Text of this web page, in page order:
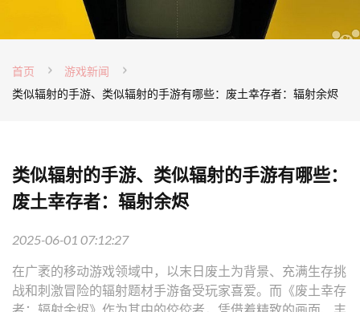
首页
游戏新闻
类似辐射的手游、类似辐射的手游有哪些：废土幸存者：辐射余烬
类似辐射的手游、类似辐射的手游有哪些：
废土幸存者：辐射余烬
2025-06-01 07:12:27
在广袤的移动游戏领域中，以末日废土为背景、充满生存挑
战和刺激冒险的辐射题材手游备受玩家喜爱。而《废土幸存